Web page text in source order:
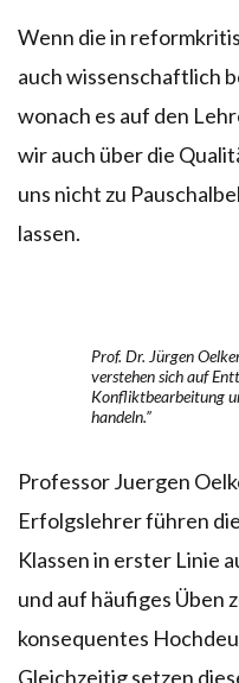
Wenn die in
auch wissenschaftlich
wonach es auf den
wir auch über die
uns nicht zu
lassen.
Prof. Dr. Jürgen
verstehen sich auf
Konfliktbearbeitung
handeln.”
Professor Juergen
Erfolgslehrer führen
Klassen in erster Linie
und auf häufiges Üben
konsequentes
Gleichzeitig setzen